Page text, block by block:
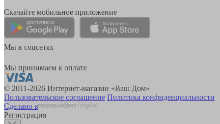
Скачайте мобильное приложение
Мы в соцсетях
Мы принимаем к оплате
© 2011-2026 Интернет-магазин «Ваш Дом»
Пользовательское соглашение Политика конфиденциальности
Сделано в
Регистрация